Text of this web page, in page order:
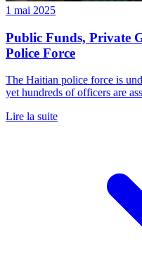
1 mai 2025
Public Funds, Private
Police Force
The Haitian police force is
yet hundreds of officers are
Lire la suite